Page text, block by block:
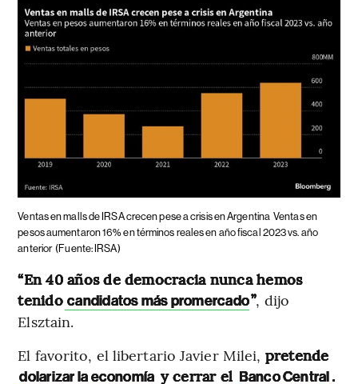
Ventas en malls de IRSA crecen pese a crisis en Argentina Ventas en
pesos aumentaron 16% en términos reales en año fiscal 2023 vs. año
anterior (Fuente: IRSA)
“En 40 años de democracia nunca hemos
tenido candidatos más promercado”, dijo
Elsztain.
El favorito, el libertario Javier Milei, pretende
dolarizar la economía y cerrar el Banco Central.